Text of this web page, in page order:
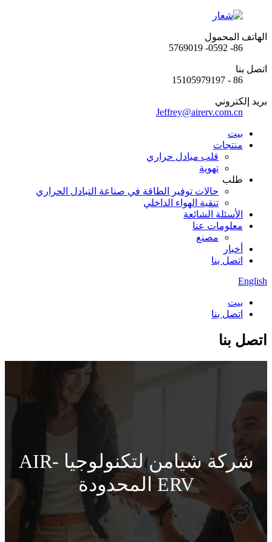
الهاتف المحمول
86- 0592- 5769019
اتصل بنا
86 - 15105979197
بريد إلكتروني
Jeffrey@airerv.com.cn
بيت
منتجات
قلب مبادل حراري
تهوية
طلب
حالات توفير الطاقة في صناعة التبادل الحراري
تنقية الهواء الداخلي
الأسئلة الشائعة
معلومات عنا
مصنع
أخبار
اتصل بنا
English
بيت
اتصل بنا
اتصل بنا
شركة شيامن لتكنولوجيا AIR-
ERV المحدودة